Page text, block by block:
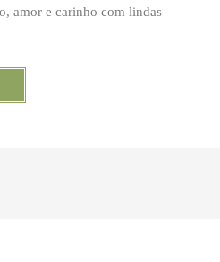
amor e carinho com lindas